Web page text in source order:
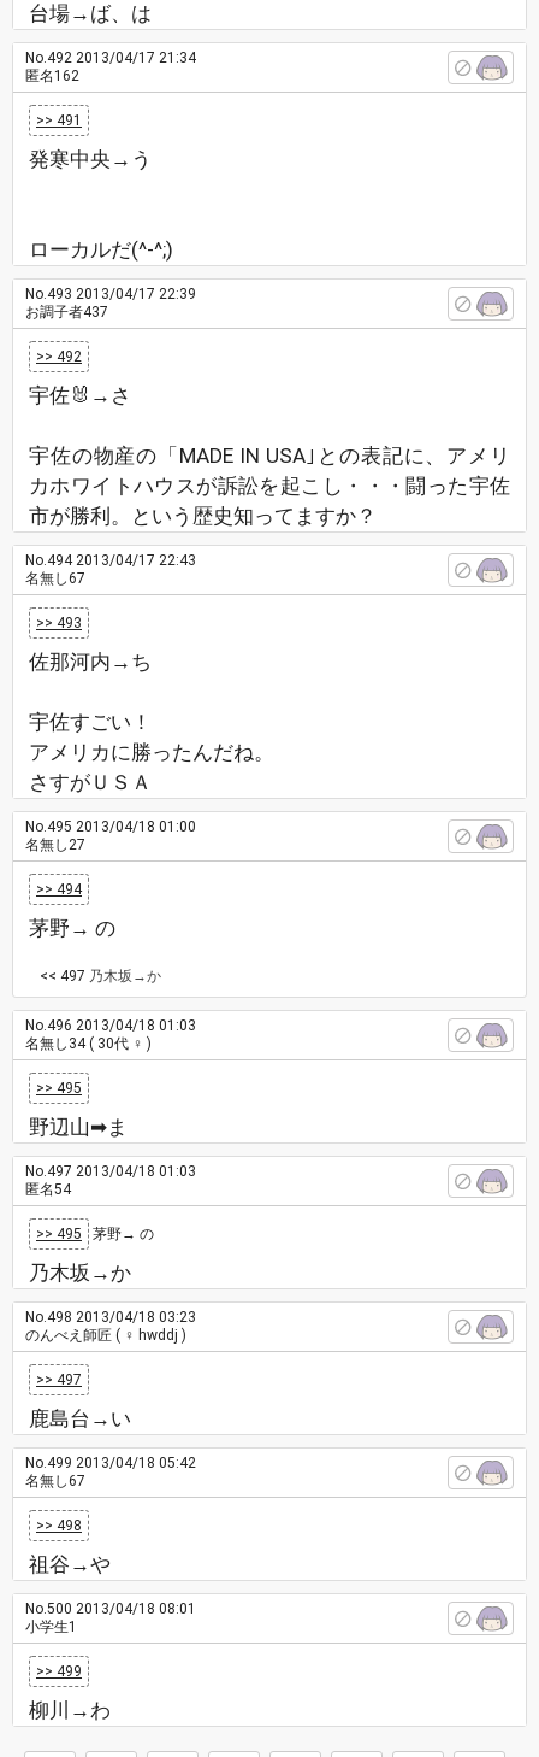
台場→ば、は
No.492 2013/04/17 21:34
匿名162
>> 491
発寒中央→う
ローカルだ(^-^;)
No.493 2013/04/17 22:39
お調子者437
>> 492
宇佐🐰→さ
宇佐の物産の「MADE IN USA｣との表記に、アメリ
カホワイトハウスが訴訟を起こし・・・闘った宇佐
市が勝利。という歴史知ってますか？
No.4942013/04/17 22:43
名無し67
>> 493
佐那河内→ち
宇佐すごい！
アメリカに勝ったんだね。
さすがＵＳＡ
No.495 2013/04/18 01:00
名無し27
>> 494
茅野→ の
<< 497 乃木坂→か
No.496 2013/04/18 01:03
名無し34( 30代 ♀ )
>> 495
野辺山➡ま
No.497 2013/04/18 01:03
匿名54
>> 495 茅野→ の
乃木坂→か
No.498 2013/04/18 03:23
のんべえ師匠 ( ♀ hwddj )
>> 497
鹿島台→い
No.499 2013/04/18 05:42
名無し67
>> 498
祖谷→や
No.500 2013/04/18 08:01
小学生1
>> 499
柳川→わ